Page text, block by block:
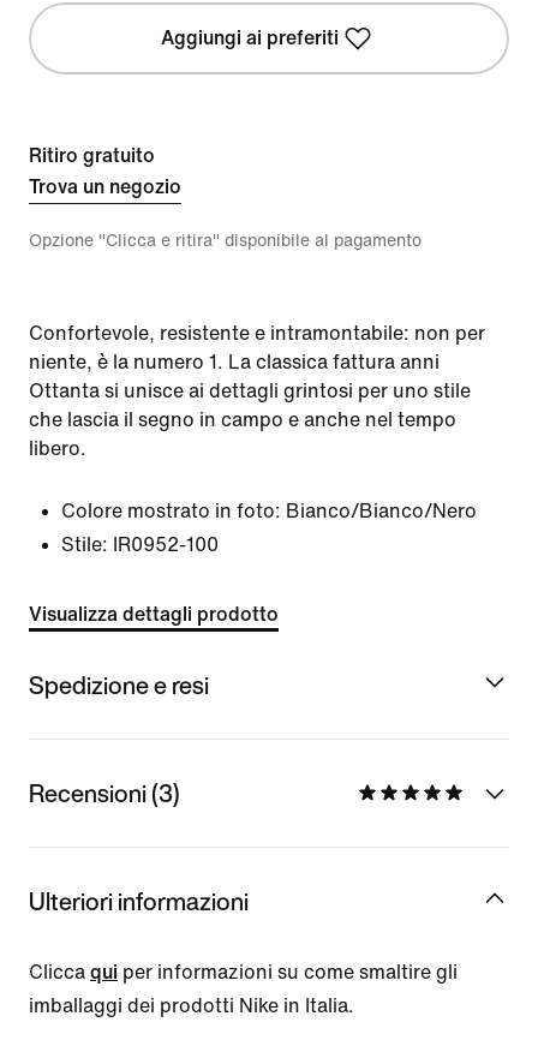
Aggiungi ai preferiti
Ritiro gratuito
Trova un negozio
Opzione "Clicca e ritira" disponibile al pagamento
Confortevole, resistente e intramontabile: non per
niente, è la numero 1. La classica fattura anni
Ottanta si unisce ai dettagli grintosi per uno stile
che lascia il segno in campo e anche nel tempo
libero.
Colore mostrato in foto: Bianco/Bianco/Nero
Stile:
IR0952-100
Visualizza dettagli prodotto
Spedizione e resi
Recensioni (3)
Ulteriori informazioni
Clicca qui per informazioni su come smaltire gli
imballaggi dei prodotti Nike in Italia.